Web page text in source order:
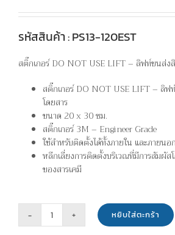
รหัสสินค้า : PS13-120EST
สติ๊กเกอร์ DO NOT USE LIFT – ลิฟท์ขนส่ง
สติ๊กเกอร์ DO NOT USE LIFT – ลิฟ
โดยสาร
ขนาด 20 x 30 ซม.
สติ๊กเกอร์ 3M – Engineer Grade
ใช้สำหรับติดตั้งได้ทั้งภายใน และภายนอ
หลีกเลี่ยงการติดตั้งบริเวณที่มีการสัมผัส
ของสารเคมี
จำนวน
หยิบใส่ตะกร้า